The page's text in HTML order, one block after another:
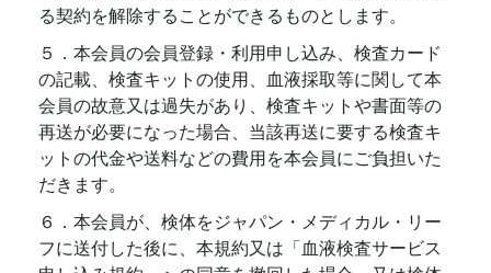
る契約を解除することができるものとします。
５．本会員の会員登録・利用申し込み、検査カード
の記載、検査キットの使用、血液採取等に関して本
会員の故意又は過失があり、検査キットや書面等の
再送が必要になった場合、当該再送に要する検査キ
ットの代金や送料などの費用を本会員にご負担いた
だきます。
６．本会員が、検体をジャパン・メディカル・リー
フに送付した後に、本規約又は「血液検査サービス